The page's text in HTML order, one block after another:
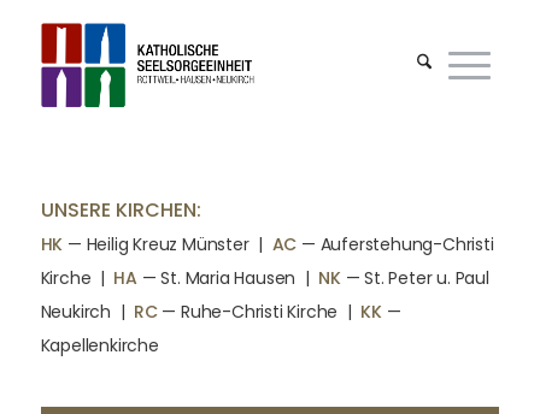
UNSERE KIRCHEN:
HK — Heilig Kreuz Münster | AC — Auferstehung-Christi
Kirche | HA — St. Maria Hausen | NK— St. Peter u. Paul
Neukirch | RC— Ruhe-Christi Kirche | KK—
Kapellenkirche